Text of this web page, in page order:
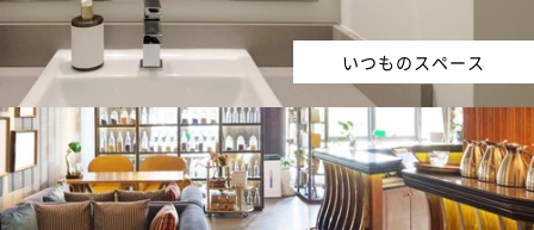
いつものスペース